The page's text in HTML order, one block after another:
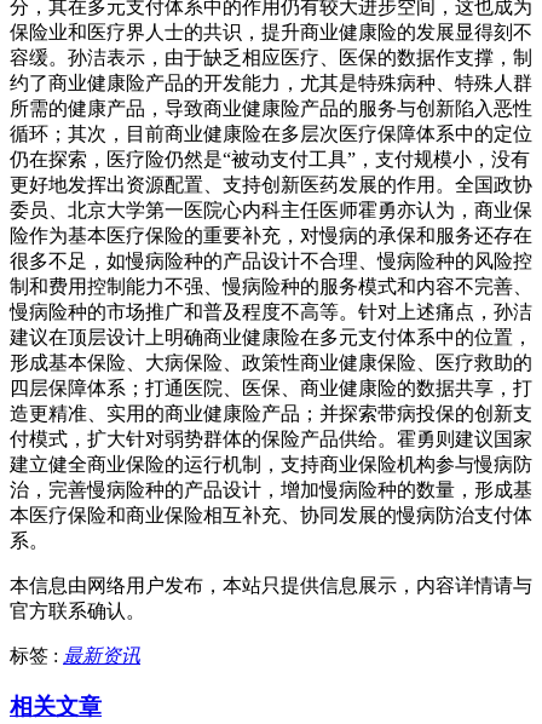
分，其在多元支付体系中的作用仍有较大进步空间，这也成为
保险业和医疗界人士的共识，提升商业健康险的发展显得刻不
容缓。孙洁表示，由于缺乏相应医疗、医保的数据作支撑，制
约了商业健康险产品的开发能力，尤其是特殊病种、特殊人群
所需的健康产品，导致商业健康险产品的服务与创新陷入恶性
循环；其次，目前商业健康险在多层次医疗保障体系中的定位
仍在探索，医疗险仍然是“被动支付工具”，支付规模小，没有
更好地发挥出资源配置、支持创新医药发展的作用。全国政协
委员、北京大学第一医院心内科主任医师霍勇亦认为，商业保
险作为基本医疗保险的重要补充，对慢病的承保和服务还存在
很多不足，如慢病险种的产品设计不合理、慢病险种的风险控
制和费用控制能力不强、慢病险种的服务模式和内容不完善、
慢病险种的市场推广和普及程度不高等。针对上述痛点，孙洁
建议在顶层设计上明确商业健康险在多元支付体系中的位置，
形成基本保险、大病保险、政策性商业健康保险、医疗救助的
四层保障体系；打通医院、医保、商业健康险的数据共享，打
造更精准、实用的商业健康险产品；并探索带病投保的创新支
付模式，扩大针对弱势群体的保险产品供给。霍勇则建议国家
建立健全商业保险的运行机制，支持商业保险机构参与慢病防
治，完善慢病险种的产品设计，增加慢病险种的数量，形成基
本医疗保险和商业保险相互补充、协同发展的慢病防治支付体
系。
本信息由网络用户发布， 本站只提供信息展示，内容详情请与
官方联系确认。
标签 : 最新资讯
相关文章